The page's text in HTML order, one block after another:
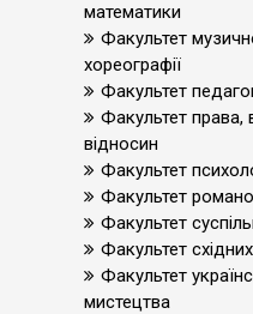
математики
Факультет
хореографії
Факультет
Факультет права,
відносин
Факультет
Факультет
Факультет
Факультет
Факультет
мистецтва